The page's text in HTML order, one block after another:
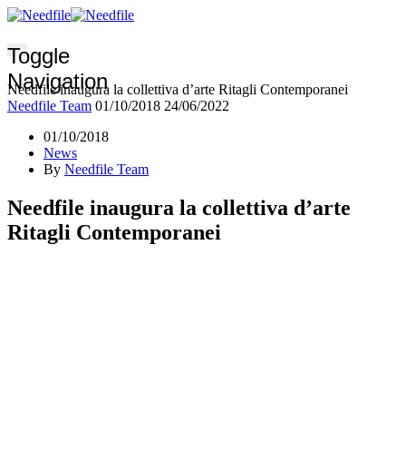
Toggle
Navigation
Needfile inaugura la collettiva d’arte Ritagli Contemporanei
Needfile Team 01/10/2018 24/06/2022
01/10/2018
News
By Needfile Team
Needfile inaugura la collettiva d’arte
Ritagli Contemporanei